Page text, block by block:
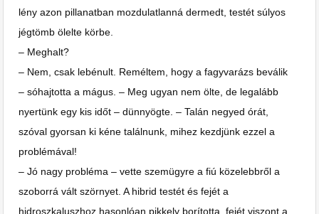
lény azon pillanatban mozdulatlanná dermedt, testét súlyos
jégtömb ölelte körbe.
– Meghalt?
– Nem, csak lebénult. Reméltem, hogy a fagyvarázs beválik
– sóhajtotta a mágus. – Meg ugyan nem ölte, de legalább
nyertünk egy kis időt – dünnyögte. – Talán negyed órát,
szóval gyorsan ki kéne találnunk, mihez kezdjünk ezzel a
problémával!
– Jó nagy probléma – vette szemügyre a fiú közelebbről a
szoborrá vált szörnyet. A hibrid testét és fejét a
hidroszkaluszhoz hasonlóan pikkely borította, fejét viszont a